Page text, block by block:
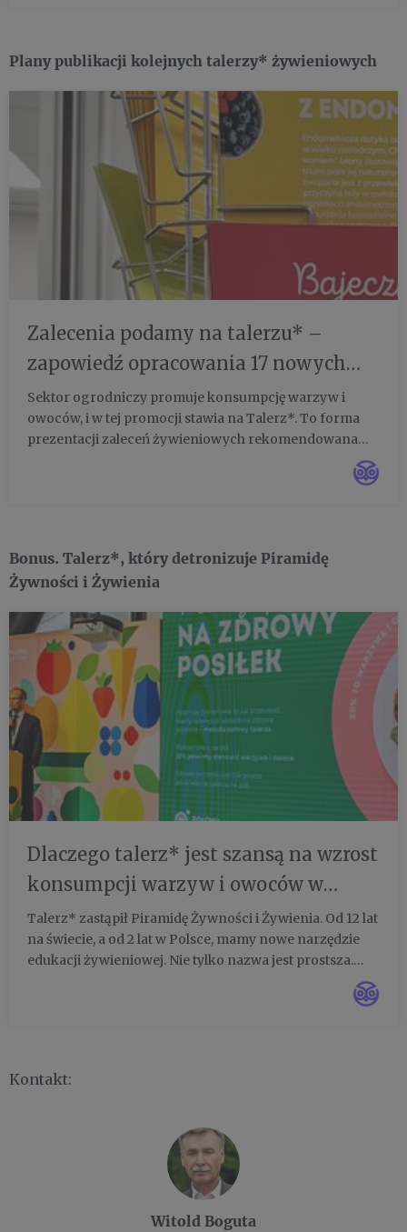
Plany publikacji kolejnych talerzy* żywieniowych
Zalecenia podamy na talerzu* –
zapowiedź opracowania 17 nowych
rekomendacji żywieniowych w
sezonie 2022
Sektor ogrodniczy promuje konsumpcję warzyw i
owoców, i w tej promocji stawia na Talerz*. To forma
prezentacji zaleceń żywieniowych rekomendowana
przez Instytut Żywności i Żywienia, Narodowy Instytut
Zdrowia Publicznego PZH-PIB. Wiele wskazuje, że to
Bonus. Talerz*, który detronizuje Piramidę
Żywności i Żywienia
Dlaczego talerz* jest szansą na wzrost
konsumpcji warzyw i owoców w
Polsce?
Talerz* zastąpił Piramidę Żywności i Żywienia. Od 12 lat
na świecie, a od 2 lat w Polsce, mamy nowe narzędzie
edukacji żywieniowej. Nie tylko nazwa jest prostsza.
Talerz* podoba się bo jest praktyczniejszy. Pomaga w
przygotowywaniu codziennych posiłków i jest czyteln...
Kontakt:
Witold Boguta